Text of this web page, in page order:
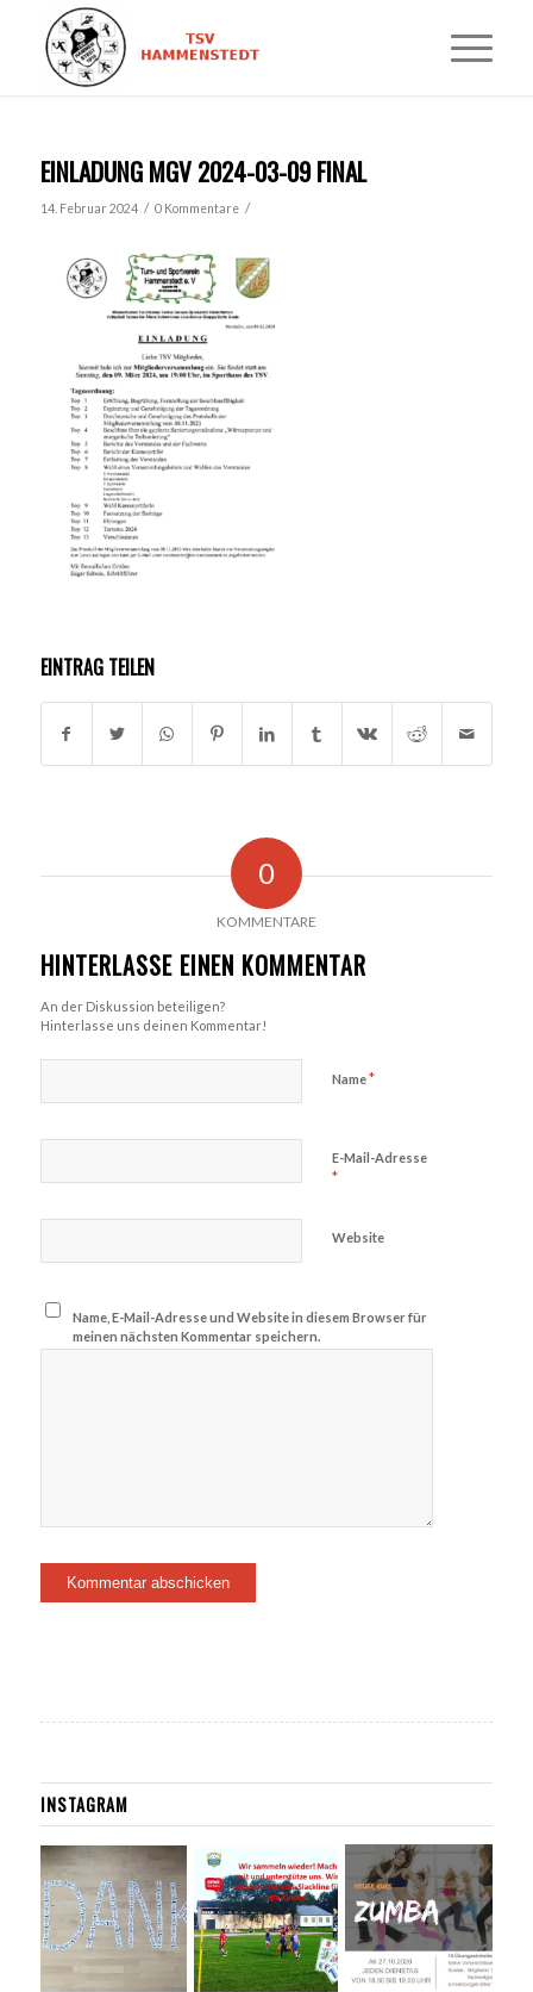
EINLADUNG MGV 2024-03-09 FINAL
14. Februar 2024 / 0 Kommentare /
EINTRAG TEILEN
0
KOMMENTARE
HINTERLASSE EINEN KOMMENTAR
An der Diskussion beteiligen?
Hinterlasse uns deinen Kommentar!
Name*
E-Mail-Adresse
*
Website
Name, E-Mail-Adresse und Website in diesem Browser für
meinen nächsten Kommentar speichern.
INSTAGRAM